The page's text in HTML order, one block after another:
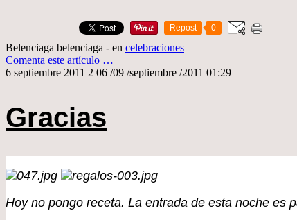
Repost 0
Belenciaga belenciaga - en celebraciones
Comenta este artículo …
6 septiembre 2011 2 06 /09 /septiembre /2011 01:29
Gracias
Hoy no pongo receta. La entrada de esta noche es